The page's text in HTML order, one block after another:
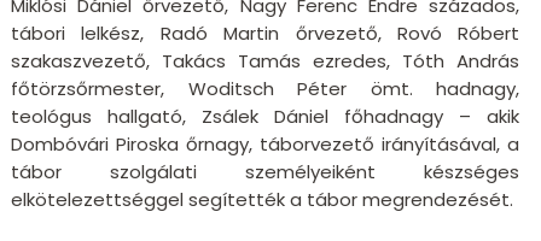
Miklósi Dániel őrvezető, Nagy Ferenc Endre százados,
tábori lelkész, Radó Martin őrvezető, Rovó Róbert
szakaszvezető, Takács Tamás ezredes, Tóth András
főtörzsőrmester, Woditsch Péter ömt. hadnagy,
teológus hallgató, Zsálek Dániel főhadnagy – akik
Dombóvári Piroska őrnagy, táborvezető irányításával, a
tábor szolgálati személyeiként készséges
elkötelezettséggel segítették a tábor megrendezését.